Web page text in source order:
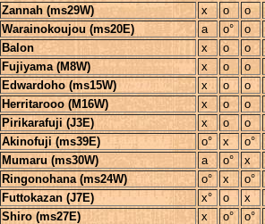
Zannah (ms29W) x o
o
Warainokoujou (ms20E) a o°
o
Balon x o
o
Fujiyama (M8W) x o
o
Edwardoho (ms15W) x o
o
Herritarooo (M16W) x o
o
Pirikarafuji (J3E) x o
o
Akinofuji (ms39E) o° x
o°
Mumaru (ms30W) a o°
x
Ringonohana (ms24W) o° x
o°
Futtokazan (J7E) x° o
x
Shiro (ms27E) x o°
o°